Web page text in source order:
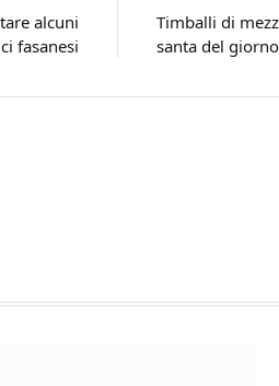
alcuni
fasanesi
Timballi di
santa del giorno